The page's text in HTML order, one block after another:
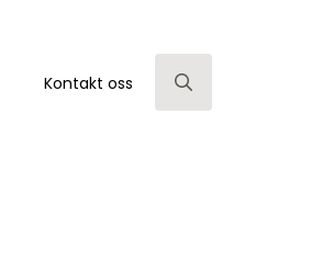
Kontakt oss